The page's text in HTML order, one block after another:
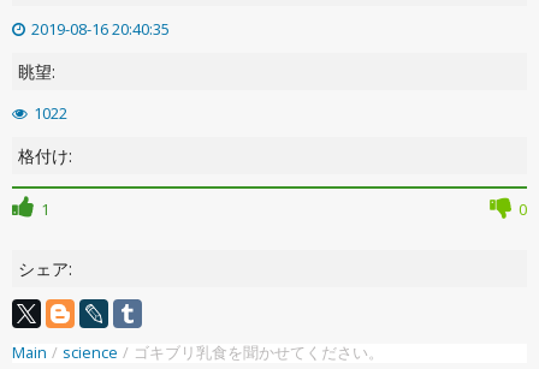
2019-08-16 20:40:35
眺望:
1022
格付け:
1 0
シェア:
Main / science / ゴキブリ乳食を聞かせてください。